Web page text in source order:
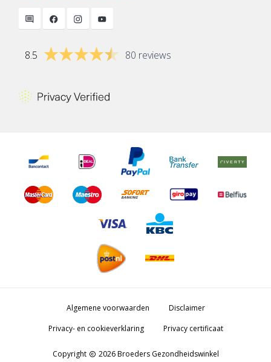
8.5 80 reviews
Algemene voorwaarden
Disclaimer
Privacy- en cookieverklaring
Privacy certificaat
Copyright copyright 2026 Broeders Gezondheidswinkel